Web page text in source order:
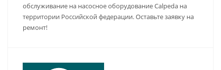
обслуживание на насосное оборудование Calpeda на
территории Российской федерации. Оставьте заявку на
ремонт!